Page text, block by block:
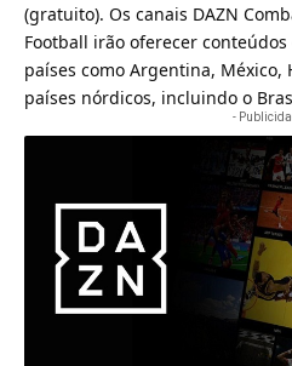
(gratuito). Os canais DAZN
Football irão oferecer
países como Argentina, México,
países nórdicos, incluindo o
-